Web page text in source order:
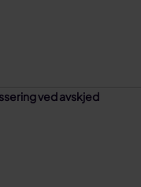
ved avskjed